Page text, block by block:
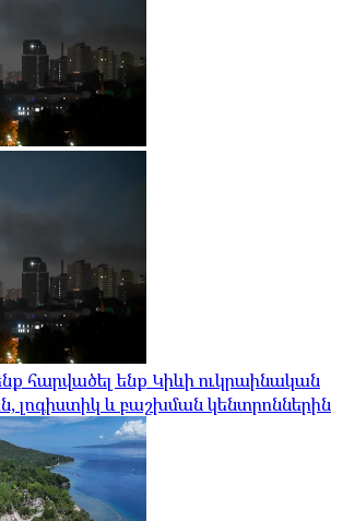
հարվածել ենք Կիևի ուկրաինական
լոգիստիկ և բաշխման կենտրոններին